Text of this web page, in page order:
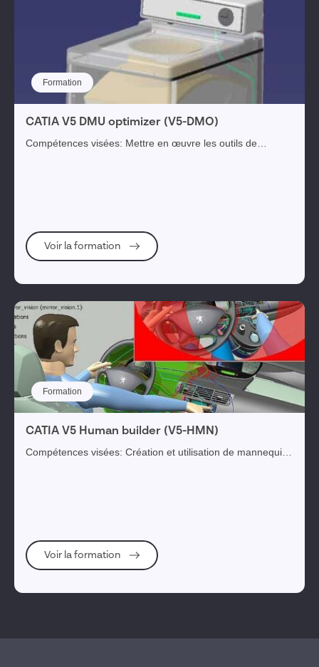
Formation
CATIA V5 DMU optimizer (V5-DMO)
Compétences visées: Mettre en œuvre les outils de
Voir la formation
Formation
CATIA V5 Human builder (V5-HMN)
Compétences visées: Création et utilisation de mannequin
Voir la formation